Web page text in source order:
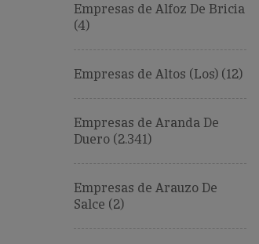
Empresas de Alfoz De Bricia
(4)
Empresas de Altos (Los) (12)
Empresas de Aranda De
Duero (2.341)
Empresas de Arauzo De
Salce (2)